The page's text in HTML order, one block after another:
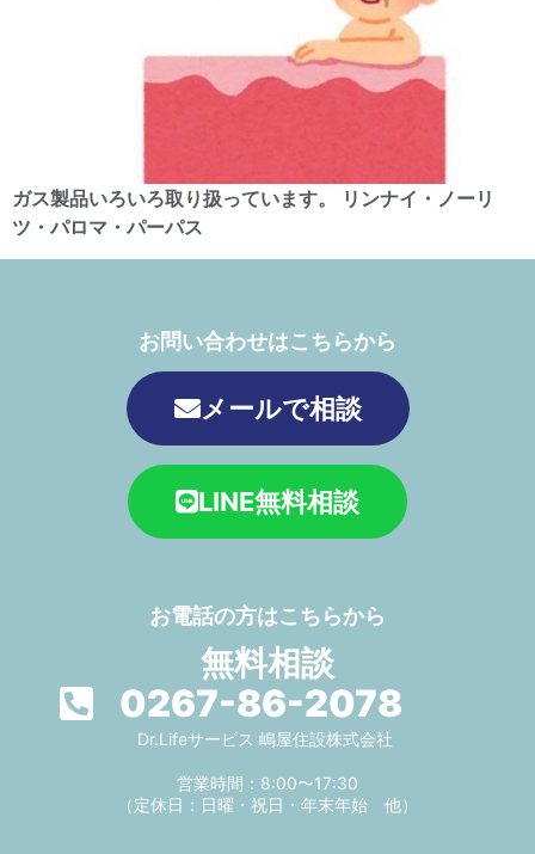
ガス製品いろいろ取り扱っています。 リンナイ・ノーリ
ツ・パロマ・パーパス
お問い合わせはこちらから
メールで相談
LINE無料相談
お電話の方はこちらから
無料相談
0267-86-2078
Dr.Lifeサービス 嶋屋住設株式会社
営業時間：8:00〜17:30
（定休日：日曜・祝日・年末年始 他）